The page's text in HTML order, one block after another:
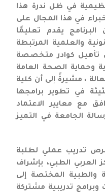
في ظل ندرة هذا
في هذا المجال على
يقدم تعليمًا
والعلمية المرتبطة
تأهيل كوادر متخصصة
وحماية الصحة العامة
، مشيرةً إلى أن كلية
في تطوير برامجها
مع معايير الاعتماد
الجامعة في التميز
تدريب عملي لطلبة
العربي الطبي، بإشراف
والطبية المختصة إلى
تدريبية مشتركة